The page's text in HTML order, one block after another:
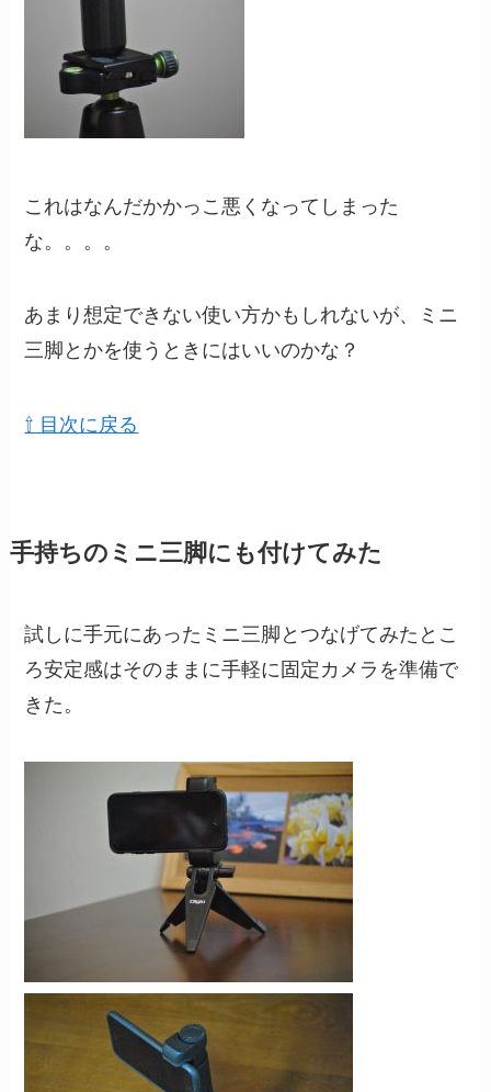
これはなんだかかっこ悪くなってしまった
な。。。。
あまり想定できない使い方かもしれないが、ミニ
三脚とかを使うときにはいいのかな？
⇧ 目次に戻る
手持ちのミニ三脚にも付けてみた
試しに手元にあったミニ三脚とつなげてみたとこ
ろ安定感はそのままに手軽に固定カメラを準備で
きた。